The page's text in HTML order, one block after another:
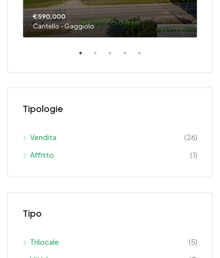
€590,000
Cantello - Gaggiolo
Tipologie
Vendita
(26)
Affitto
(1)
Tipo
Trilocale
(5)